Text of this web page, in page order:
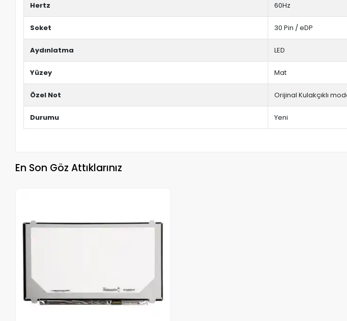
Hertz 60Hz
Soket 30 Pin / eDP
Aydınlatma LED
Yüzey Mat
Özel Not Orijinal Kulakçıklı
Durumu Yeni
En Son Göz Attıklarınız